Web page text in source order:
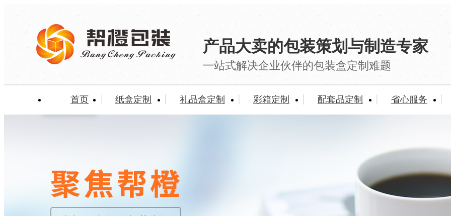
产品大卖的包装策划与制造专家
一站式解决企业伙伴的包装盒定制难题
首页 纸盒定制 礼品盒定制 彩箱定制 配套品定制 省心服务